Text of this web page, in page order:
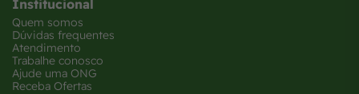
Institucional
Quem somos
Dúvidas frequentes
Atendimento
Trabalhe conosco
Ajude uma ONG
Receba Ofertas